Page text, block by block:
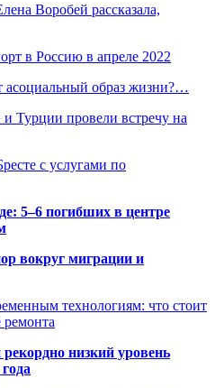
Воробей рассказала,
в Россию в апреле 2022
асоциальный образ жизни?…
Турции провели встречу на
с услугами по
5–6 погибших в центре
вокруг миграции и
технологиям: что стоит
ремонта
низкий уровень